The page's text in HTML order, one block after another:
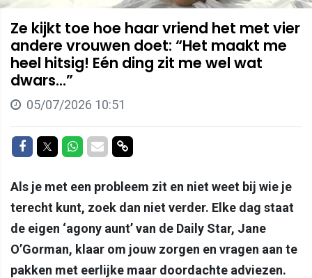
Ze kijkt toe hoe haar vriend het met vier
andere vrouwen doet: “Het maakt me
heel hitsig! Eén ding zit me wel wat
dwars...”
05/07/2026 10:51
Delen op Facebook
Delen op Twitter
Delen op Whatsapp
Delen via Mail
Delen via link
Als je met een probleem zit en niet weet bij wie je
terecht kunt, zoek dan niet verder. Elke dag staat
de eigen ‘agony aunt’ van de Daily Star, Jane
O’Gorman, klaar om jouw zorgen en vragen aan te
pakken met eerlijke maar doordachte adviezen.